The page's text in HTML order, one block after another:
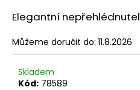
hvězdiček.
Elegantní
Můžeme doručit do: 11.8.2026
Skladem
Kód: 78589
HLEDAT
D
o